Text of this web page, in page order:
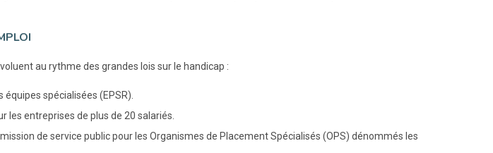
au rythme des grandes lois sur le handicap :
spécialisées (EPSR).
les entreprises de plus de 20 salariés.
de service public pour les Organismes de Placement Spécialisés (OPS) dénommés les